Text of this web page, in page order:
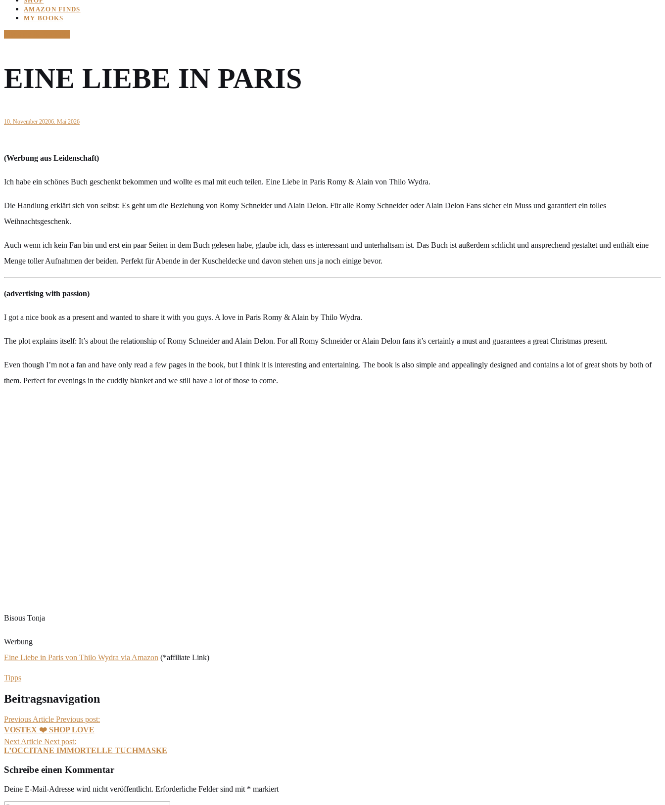
AMAZON FINDS
MY BOOKS
EINE LIEBE IN PARIS
10. November 20206. Mai 2026
(Werbung aus Leidenschaft)
Ich habe ein schönes Buch geschenkt bekommen und wollte es mal mit euch teilen. Eine Liebe in Paris Romy & Alain von Thilo Wydra.
Die Handlung erklärt sich von selbst: Es geht um die Beziehung von Romy Schneider und Alain Delon. Für alle Romy Schneider oder Alain Delon Fans sicher ein Muss und garantiert ein tolles
Weihnachtsgeschenk.
Auch wenn ich kein Fan bin und erst ein paar Seiten in dem Buch gelesen habe, glaube ich, dass es interessant und unterhaltsam ist. Das Buch ist außerdem schlicht und ansprechend gestaltet und enthält eine
Menge toller Aufnahmen der beiden. Perfekt für Abende in der Kuscheldecke und davon stehen uns ja noch einige bevor.
(advertising with passion)
I got a nice book as a present and wanted to share it with you guys. A love in Paris Romy & Alain by Thilo Wydra.
The plot explains itself: It’s about the relationship of Romy Schneider and Alain Delon. For all Romy Schneider or Alain Delon fans it’s certainly a must and guarantees a great Christmas present.
Even though I’m not a fan and have only read a few pages in the book, but I think it is interesting and entertaining. The book is also simple and appealingly designed and contains a lot of great shots by both of
them. Perfect for evenings in the cuddly blanket and we still have a lot of those to come.
Bisous Tonja
Werbung
Eine Liebe in Paris von Thilo Wydra via Amazon (*affiliate Link)
Tipps
Beitragsnavigation
Previous Article Previous post:
VOSTEX ❤️ SHOP LOVE
Next Article Next post:
L’OCCITANE IMMORTELLE TUCHMASKE
Schreibe einen Kommentar
Deine E-Mail-Adresse wird nicht veröffentlicht. Erforderliche Felder sind mit * markiert